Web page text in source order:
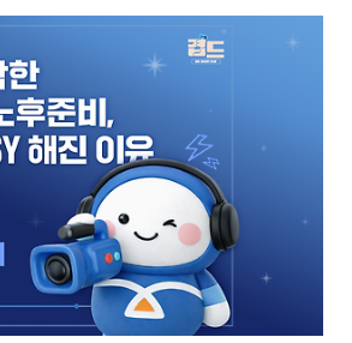
음만 먹고 끝나는 게 아니라,은센이처럼
법!IBK나라사랑카드 ‘사랑’ 서비스혜택을
센이의 병영일지 EP 4. 자기 계발✨군인
사랑카드 ‘사랑’ 서비스✨✔ 인터넷
시2천 원 청구 할인→ 어학 점수가 필요한
을 조금 더 가볍게 덜어드립니다.✔ 교..